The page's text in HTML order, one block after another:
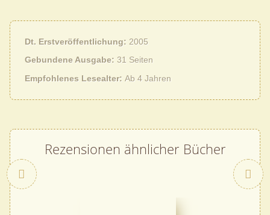
Dt. Erstveröffentlichung
2005
Gebundene Ausgabe
31 Seiten
Empfohlenes Lesealter Ab 4 Jahren
Rezensionen ähnlicher Bücher